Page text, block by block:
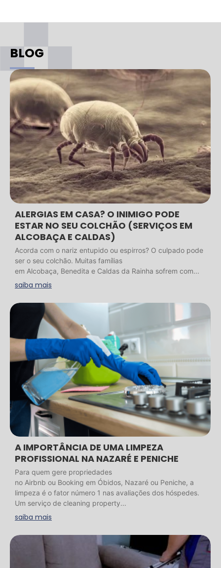
BLOG
ALERGIAS EM CASA? O INIMIGO PODE
ESTAR NO SEU COLCHÃO (SERVIÇOS EM
ALCOBAÇA E CALDAS)
Acorda com o nariz entupido ou espirros? O culpado pode
ser o seu colchão. Muitas famílias
em Alcobaça, Benedita e Caldas da Rainha sofrem com...
saiba mais
A IMPORTÂNCIA DE UMA LIMPEZA
PROFISSIONAL NA NAZARÉ E PENICHE
Para quem gere propriedades
no Airbnb ou Booking em Óbidos, Nazaré ou Peniche, a
limpeza é o fator número 1 nas avaliações dos hóspedes.
Um serviço de cleaning property...
saiba mais